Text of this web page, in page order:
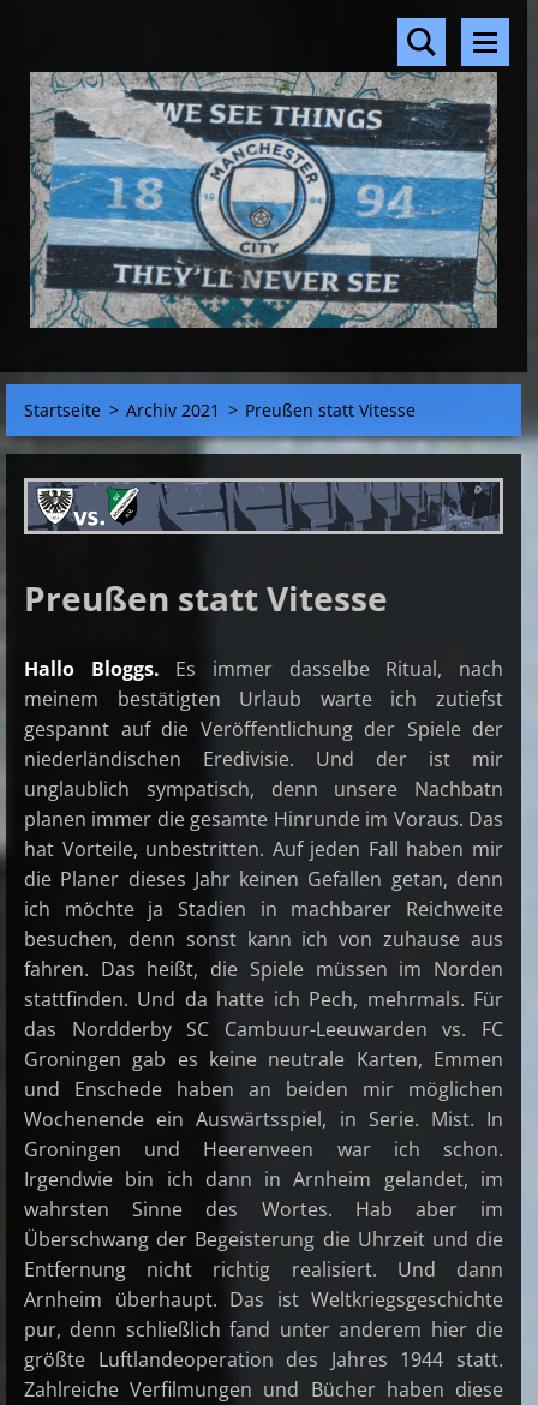
Startseite > Archiv 2021 > Preußen statt Vitesse
Preußen statt Vitesse
Hallo Bloggs. Es immer dasselbe Ritual, nach
meinem bestätigten Urlaub warte ich zutiefst
gespannt auf die Veröffentlichung der Spiele der
niederländischen Eredivisie. Und der ist mir
unglaublich sympatisch, denn unsere Nachbatn
planen immer die gesamte Hinrunde im Voraus. Das
hat Vorteile, unbestritten. Auf jeden Fall haben mir
die Planer dieses Jahr keinen Gefallen getan, denn
ich möchte ja Stadien in machbarer Reichweite
besuchen, denn sonst kann ich von zuhause aus
fahren. Das heißt, die Spiele müssen im Norden
stattfinden. Und da hatte ich Pech, mehrmals. Für
das Nordderby SC Cambuur-Leeuwarden vs. FC
Groningen gab es keine neutrale Karten, Emmen
und Enschede haben an beiden mir möglichen
Wochenende ein Auswärtsspiel, in Serie. Mist. In
Groningen und Heerenveen war ich schon.
Irgendwie bin ich dann in Arnheim gelandet, im
wahrsten Sinne des Wortes. Hab aber im
Überschwang der Begeisterung die Uhrzeit und die
Entfernung nicht richtig realisiert. Und dann
Arnheim überhaupt. Das ist Weltkriegsgeschichte
pur, denn schließlich fand unter anderem hier die
größte Luftlandeoperation des Jahres 1944 statt.
Zahlreiche Verfilmungen und Bücher haben diese